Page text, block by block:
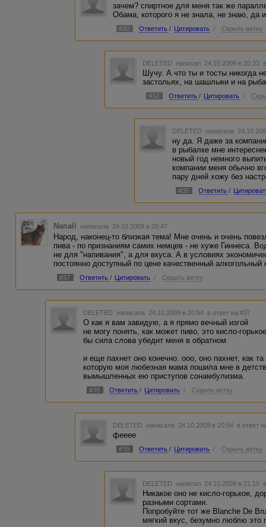
зачем? спиртное для меня так же
Обама, которого я не знала, не знаю, да
#30 Ответить / Цитировать / Скрыть ветку
DELETED написал 24.10.2009 в 20:33
Шучу. А что ты и тосты никогда
застольях, на шашлыки и на
#32 Ответить / Цитировать /
DELETED написала
ну да. Я даже за
в рыбалке мне
новый год немного
компании меня обычно
пару дней хожу без
#35 Ответить /
Nanali написала 24.10.2009 в 20:47
Народ, наконец-то близкая тема! Мне очень и очень
пива - по признаниям самих немцев - не хуже Гиннеса.
не для "напивания", а для вкуса. А в условиях
постоянно доступный по цене качественный алкогольный
#37 Ответить / Цитировать / Скрыть ветку
DELETED написала 24.10.2009 в 20:54 в ответ на #37
О как я вам завидую, а я прямо вечный изгой
не могу понять, как может пиво, это кисло-
бы сила слова убедит меня в обратном
и еще пахнет оно конечно. ооо, оно пахнет, как
которую моя любезная мама пошила мне в
вымышленных ею приступов сонамбулизма.
#38 Ответить / Цитировать / Скрыть ветку
DELETED написала 24.10.2009 в 20:54 в ответ
фееее
#39 Ответить / Цитировать / Скрыть ветку
DELETED написал 24.10.2009 в 21:10
Никакое оно не кисло-горькое,
разными сортами.
Попробуйте тот же Blanche De
мягкий вкус, безумно люблю это